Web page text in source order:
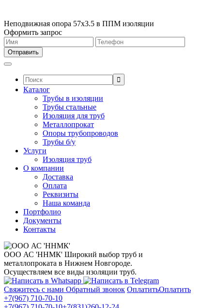
Неподвижная опора 57х3.5 в ППМ изоляции
Оформить запрос
Поиск:
Каталог
Трубы в изоляции
Трубы стальные
Изоляция для труб
Металлопрокат
Опоры трубопроводов
Трубы б/у
Услуги
Изоляция труб
О компании
Доставка
Оплата
Реквизиты
Наша команда
Портфолио
Документы
Контакты
ООО АС 'ННМК' Широкий выбор труб и
металлопроката в Нижнем Новгороде.
Осуществляем все виды изоляции труб.
Свяжитесь с нами Обратный звонок ОплатитьОплатить
+7(967) 710-70-10